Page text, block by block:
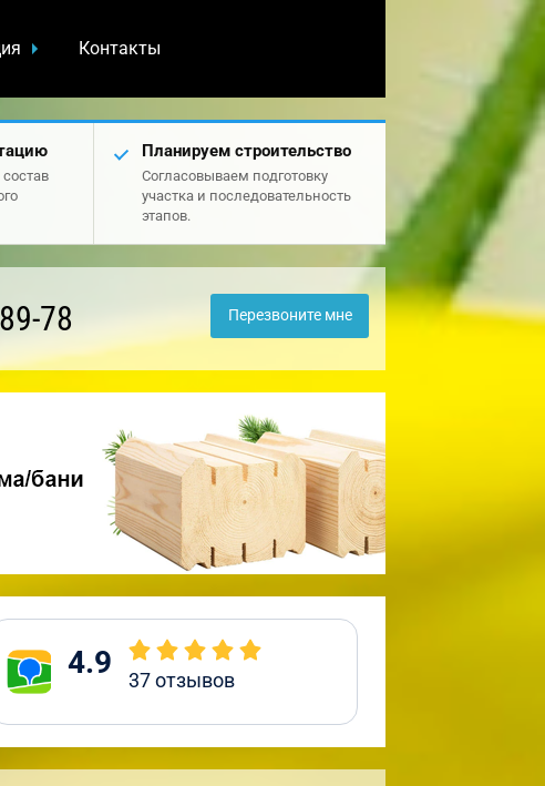
Контакты
Планируем строительство
Согласовываем подготовку
участка и последовательность
этапов.
78 Перезвоните мне
4.9 37отзывов